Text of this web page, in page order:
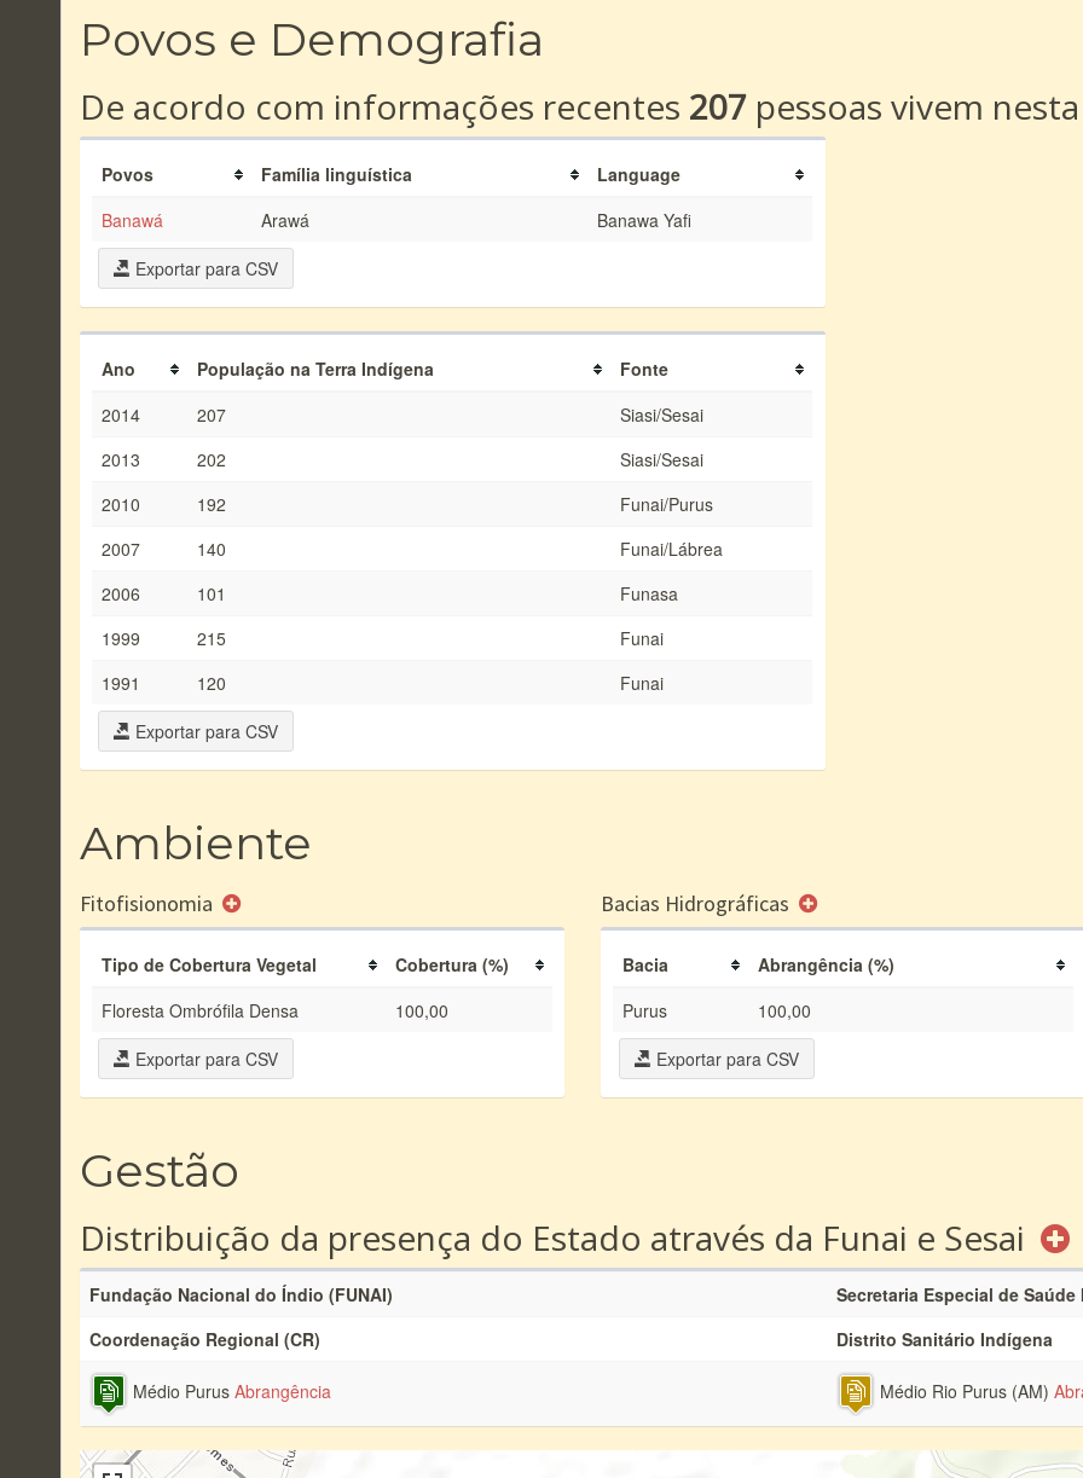
Povos e Demografia
De acordo com informações recentes 207 pessoas vivem
Povos Família linguística
Language
Banawá
Arawá
Banawa Yafi
Exportar para CSV
Ano População na Terra Indígena
Fonte
2014
207
Siasi/Sesai
2013
202
Siasi/Sesai
2010
192
Funai/Purus
2007
140
Funai/Lábrea
2006
101
Funasa
1999
215
Funai
1991
120
Funai
Exportar para CSV
Ambiente
Fitofisionomia
Tipo de Cobertura Vegetal
Cobertura (%)
Floresta Ombrófila Densa
100,00
Exportar para CSV
Bacias Hidrográficas
Bacia
Abrangência (%)
Purus
100,00
Exportar para CSV
Gestão
Distribuição da presença do Estado através da Funai e Sesai
Fundação Nacional do Índio (FUNAI)
Secretaria Especial de
Coordenação Regional (CR)
Distrito Sanitário Indígena
Médio Purus Abrangência Médio Rio Purus (AM)